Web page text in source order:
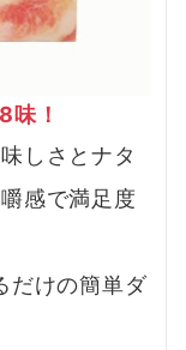
味！
しさとナタ
感で満足度
だけの簡単ダ